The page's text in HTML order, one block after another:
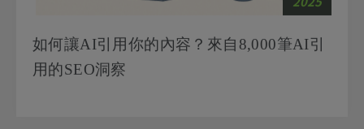
用的SEO洞察